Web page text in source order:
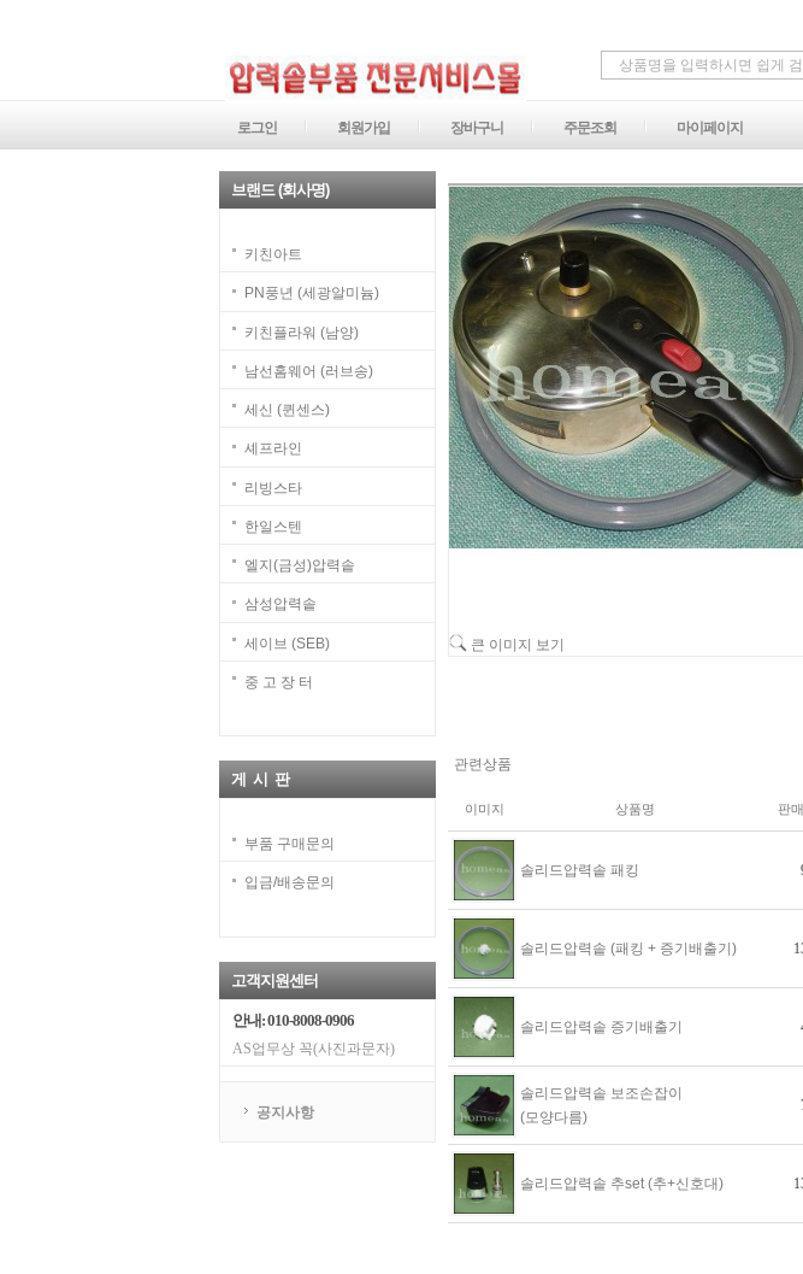
로그인 회원가입 장바구니 주문조회 마이페이지
브랜드 (회사명)
키친아트
PN풍년 (세광알미늄)
키친플라워 (남양)
남선홈웨어 (러브송)
세신 (퀸센스)
셰프라인
리빙스타
한일스텐
엘지(금성)압력솥
삼성압력솥
세이브 (SEB)
중 고 장 터
게 시 판
부품 구매문의
입금/배송문의
고객지원센터
안내: 010-8008-0906
AS업무상 꼭(사진과문자)
공지사항
큰 이미지 보기
관련상품
이미지 상품명 판
솔리드압력솥 패킹
솔리드압력솥 (패킹 + 증기배출기)
솔리드압력솥 증기배출기
솔리드압력솥 보조손잡이
(모양다름)
솔리드압력솥 추set (추+신호대)